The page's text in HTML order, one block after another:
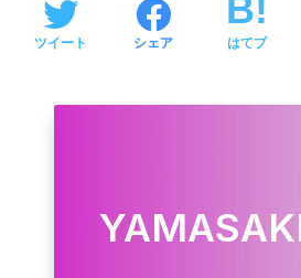
ツイート シェア はてブ